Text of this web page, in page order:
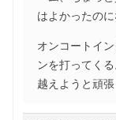
はよかったの
オンコートイ
ンを打ってく
越えようと頑